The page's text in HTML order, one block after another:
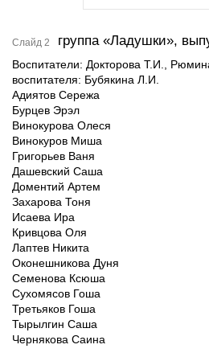
Слайд 2 группа «Ладушки»,
Воспитатели: Докторова Т.И.,
воспитателя: Бубякина Л.И.
Адиятов Сережа
Бурцев Эрэл
Винокурова Олеся
Винокуров Миша
Григорьев Ваня
Дашевский Саша
Доментий Артем
Захарова Тоня
Исаева Ира
Кривцова Оля
Лаптев Никита
Оконешникова Дуня
Семенова Ксюша
Сухомясов Гоша
Третьяков Гоша
Тырылгин Саша
Чернякова Саина